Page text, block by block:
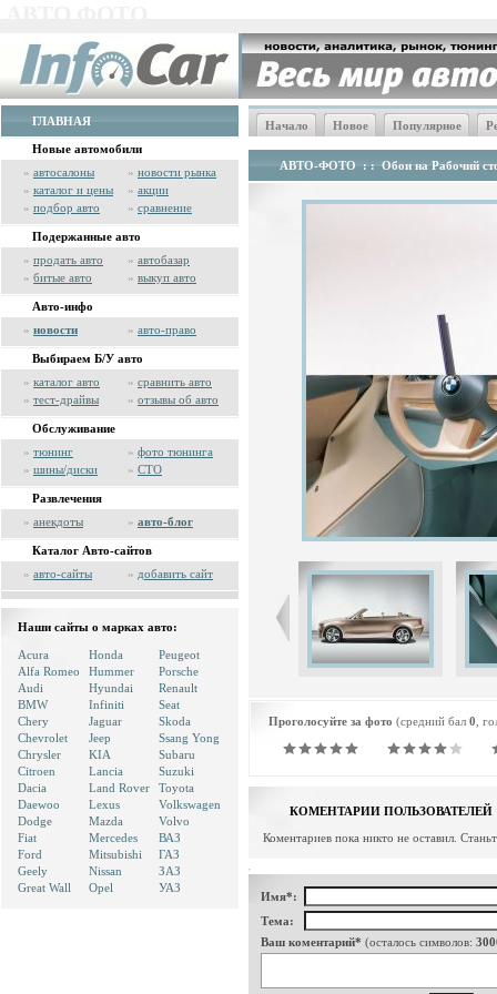
ГЛАВНАЯ
Новые автомобили
» автосалоны » новости рынка
» каталог и цены » акции
» подбор авто » сравнение
Подержанные авто
» продать авто » автобазар
» битые авто » выкуп авто
Авто-инфо
» новости » авто-право
Выбираем Б/У авто
» каталог авто » сравнить авто
» тест-драйвы » отзывы об авто
Обслуживание
» тюнинг » фото тюнинга
» шины/диски » СТО
Развлечения
» анекдоты » авто-блог
Каталог Авто-сайтов
» авто-сайты » добавить сайт
Наши сайты о марках авто:
Acura
Alfa Romeo
Audi
BMW
Chery
Chevrolet
Chrysler
Citroen
Dacia
Daewoo
Dodge
Fiat
Ford
Geely
Great Wall
Honda
Hummer
Hyundai
Infiniti
Jaguar
Jeep
KIA
Lancia
Land Rover
Lexus
Mazda
Mercedes
Mitsubishi
Nissan
Opel
Peugeot
Porsche
Renault
Seat
Skoda
Ssang Yong
Subaru
Suzuki
Toyota
Volkswagen
Volvo
ВАЗ
ГАЗ
ЗАЗ
УАЗ
Начало Новое Популярное
АВТО-ФОТО : : Обои на Рабочий
Проголосуйте за фото (средний бал 0 ,
КОМЕНТАРИИ ПОЛЬЗОВАТЕЛЕЙ
Коментариев пока никто не оставил.
Имя*:
Тема:
Ваш коментарий* (осталось символов: